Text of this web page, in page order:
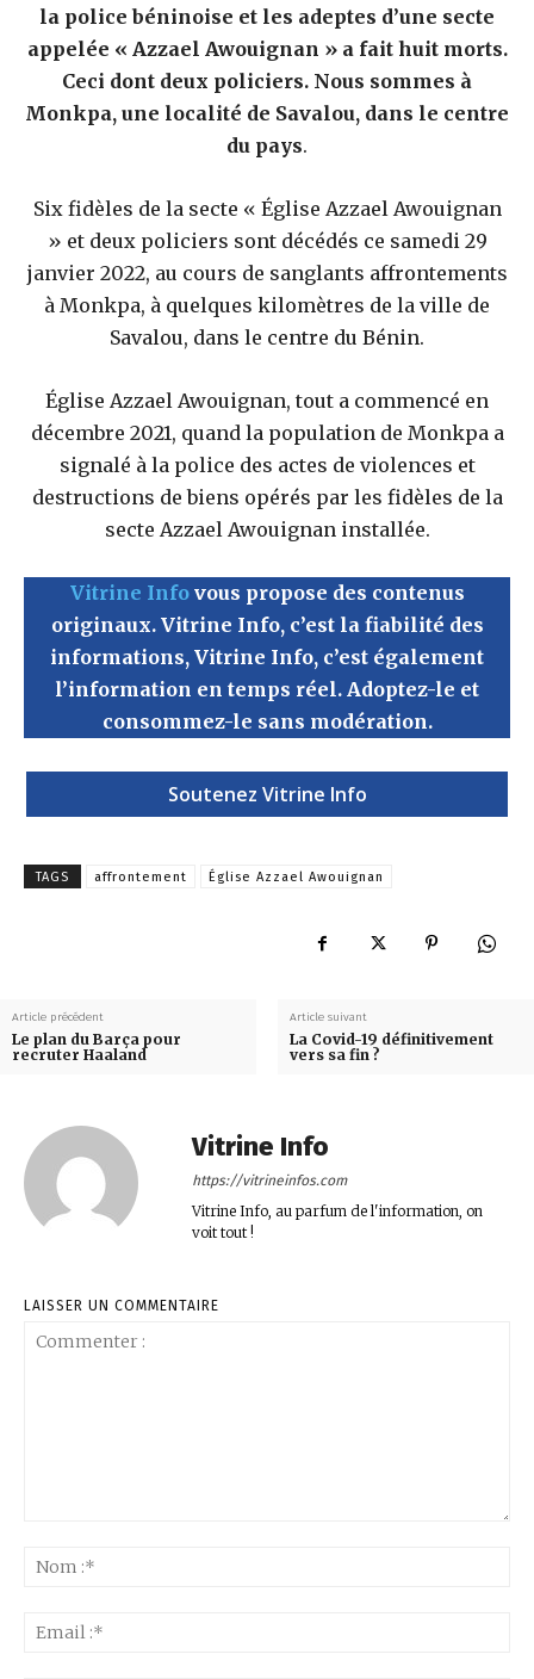
la police béninoise et les adeptes d’une secte
appelée « Azzael Awouignan » a fait huit morts.
Ceci dont deux policiers. Nous sommes à
Monkpa, une localité de Savalou, dans le centre
du pays.
Six fidèles de la secte « Église Azzael Awouignan
» et deux policiers sont décédés ce samedi 29
janvier 2022, au cours de sanglants affrontements
à Monkpa, à quelques kilomètres de la ville de
Savalou, dans le centre du Bénin.
Église Azzael Awouignan, tout a commencé en
décembre 2021, quand la population de Monkpa a
signalé à la police des actes de violences et
destructions de biens opérés par les fidèles de la
secte Azzael Awouignan installée.
Vitrine Infovous propose des contenus
originaux. Vitrine Info, c’est la fiabilité des
informations, Vitrine Info, c’est également
l’information en temps réel. Adoptez-le et
consommez-le sans modération.
Soutenez Vitrine Info
TAGS affrontement Église Azzael Awouignan
Article précédent
Le plan du Barça pour
recruter Haaland
Article suivant
La Covid-19 définitivement
vers sa fin ?
Vitrine Info
https://vitrineinfos.com
Vitrine Info, au parfum de l'information, on
voit tout !
LAISSER UN COMMENTAIRE